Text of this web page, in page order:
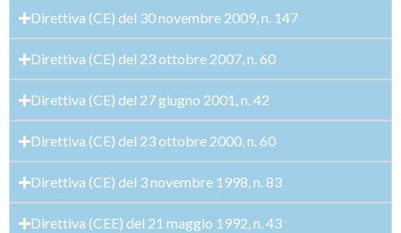
Direttiva (CE) del 30 novembre 2009, n. 147
Direttiva (CE) del 23 ottobre 2007, n. 60
Direttiva (CE) del 27 giugno 2001, n. 42
Direttiva (CE) del 23 ottobre 2000, n. 60
Direttiva (CE) del 3 novembre 1998, n. 83
Direttiva (CEE) del 21 maggio 1992, n. 43